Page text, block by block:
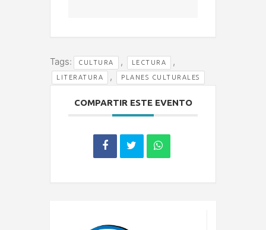
Tags: CULTURA , LECTURA ,
LITERATURA , PLANES CULTURALES
COMPARTIR ESTE EVENTO